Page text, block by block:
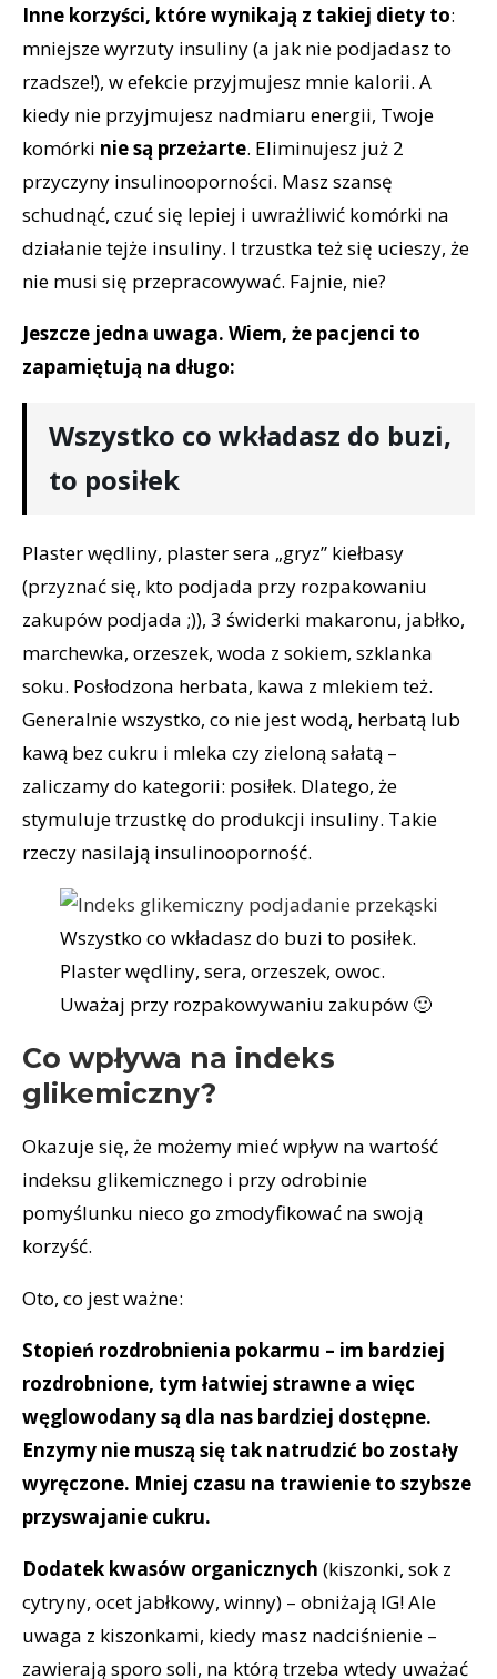
Inne korzyści, które wynikają z takiej diety to:
mniejsze wyrzuty insuliny (a jak nie podjadasz to
rzadsze!), w efekcie przyjmujesz mnie kalorii. A
kiedy nie przyjmujesz nadmiaru energii, Twoje
komórki nie są przeżarte. Eliminujesz już 2
przyczyny insulinooporności. Masz szansę
schudnąć, czuć się lepiej i uwrażliwić komórki na
działanie tejże insuliny. I trzustka też się ucieszy, że
nie musi się przepracowywać. Fajnie, nie?
Jeszcze jedna uwaga. Wiem, że pacjenci to
zapamiętują na długo:
Wszystko co wkładasz do buzi,
to posiłek
Plaster wędliny, plaster sera „gryz” kiełbasy
(przyznać się, kto podjada przy rozpakowaniu
zakupów podjada ;)), 3 świderki makaronu, jabłko,
marchewka, orzeszek, woda z sokiem, szklanka
soku. Posłodzona herbata, kawa z mlekiem też.
Generalnie wszystko, co nie jest wodą, herbatą lub
kawą bez cukru i mleka czy zieloną sałatą –
zaliczamy do kategorii: posiłek. Dlatego, że
stymuluje trzustkę do produkcji insuliny. Takie
rzeczy nasilają insulinooporność.
Wszystko co wkładasz do buzi to posiłek.
Plaster wędliny, sera, orzeszek, owoc.
Uważaj przy rozpakowywaniu zakupów 🙂
Co wpływa na indeks
glikemiczny?
Okazuje się, że możemy mieć wpływ na wartość
indeksu glikemicznego i przy odrobinie
pomyślunku nieco go zmodyfikować na swoją
korzyść.
Oto, co jest ważne:
Stopień rozdrobnienia pokarmu – im bardziej
rozdrobnione, tym łatwiej strawne a więc
węglowodany są dla nas bardziej dostępne.
Enzymy nie muszą się tak natrudzić bo zostały
wyręczone. Mniej czasu na trawienie to szybsze
przyswajanie cukru.
Dodatek kwasów organicznych (kiszonki, sok z
cytryny, ocet jabłkowy, winny) – obniżają IG! Ale
uwaga z kiszonkami, kiedy masz nadciśnienie –
zawierają sporo soli, na którą trzeba wtedy uważać